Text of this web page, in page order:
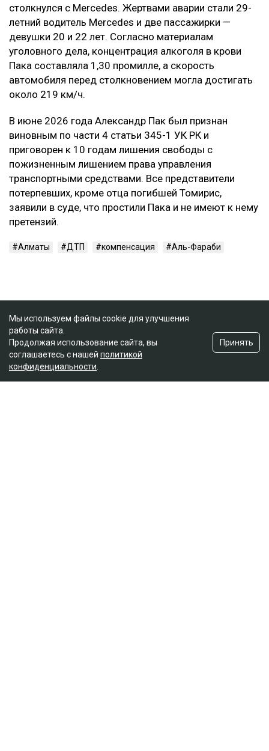
столкнулся с Mercedes. Жертвами аварии стали 29-
летний водитель Mercedes и две пассажирки —
девушки 20 и 22 лет. Согласно материалам
уголовного дела, концентрация алкоголя в крови
Пака составляла 1,30 промилле, а скорость
автомобиля перед столкновением могла достигать
около 219 км/ч.
В июне 2026 года Александр Пак был признан
виновным по части 4 статьи 345-1 УК РК и
приговорен к 10 годам лишения свободы с
пожизненным лишением права управления
транспортными средствами. Все представители
потерпевших, кроме отца погибшей Томирис,
заявили в суде, что простили Пака и не имеют к нему
претензий.
Алматы ДТП компенсация Аль-Фараби
Мы используем файлы cookie для улучшения
работы сайта.
Продолжая использование сайта, вы
соглашаетесь с нашей политикой
конфиденциальности
Принять